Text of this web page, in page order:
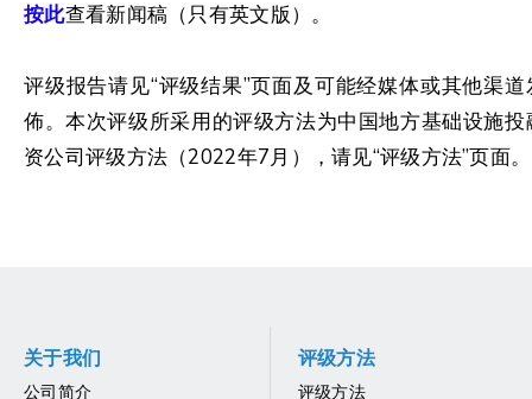
按此查看新闻稿（只有英文版）。
评级报告请见“评级结果”页面及可能经媒体或其他渠道
佈。本次评级所采用的评级方法为中国地方基础设施投
资公司评级方法（2022年7月），请见“评级方法”页面。
关于我们
公司简介
评级方法
评级方法